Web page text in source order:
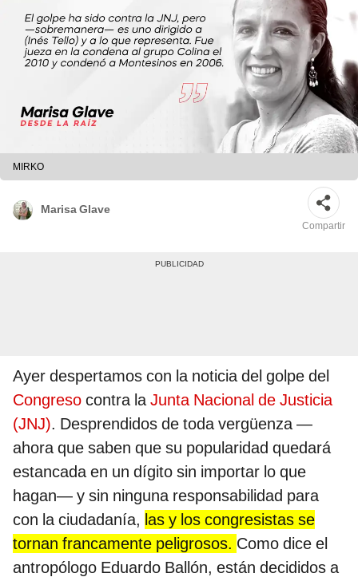
MIRKO
Marisa Glave
Compartir
Ayer despertamos con la noticia del golpe del
Congreso contra laJunta Nacional de Justicia
(JNJ). Desprendidos de toda vergüenza —
ahora que saben que su popularidad quedará
estancada en un dígito sin importar lo que
hagan— y sin ninguna responsabilidad para
con la ciudadanía, las y los congresistas se
tornan francamente peligrosos. Como dice el
antropólogo Eduardo Ballón, están decididos a